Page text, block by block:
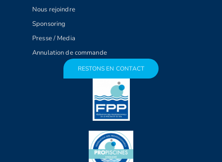
Nous rejoindre
Sponsoring
Presse / Media
Annulation de commande
RESTONS EN CONTACT